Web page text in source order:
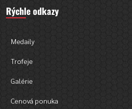
Rýchle odkazy
Medaily
Trofeje
Galérie
Cenová ponuka